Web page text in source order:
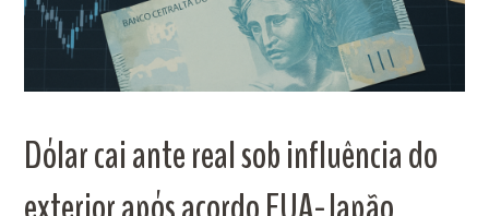
Dólar cai ante real sob influência do